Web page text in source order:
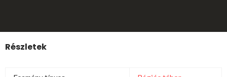
Részletek